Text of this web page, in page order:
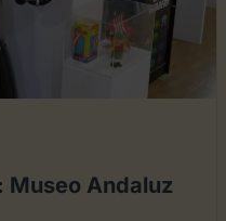
Museo Andaluz